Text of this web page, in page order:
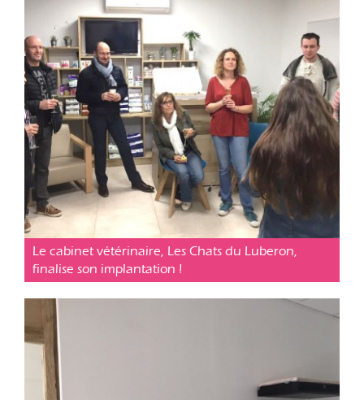
Cabinet vétérinaire Cavaillon
Posté le 17 fév. 2019
Le cabinet vétérinaire, Les Chats du Luberon,
finalise son implantation !